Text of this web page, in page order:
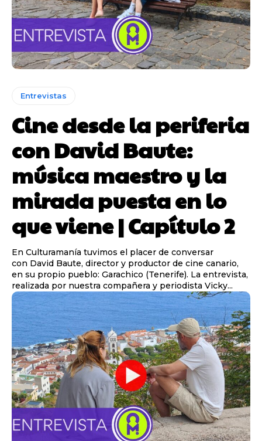
Entrevistas
Cine desde la periferia
con David Baute:
música maestro y la
mirada puesta en lo
que viene | Capítulo 2
En Culturamanía tuvimos el placer de conversar
con David Baute, director y productor de cine canario,
en su propio pueblo: Garachico (Tenerife). La entrevista,
realizada por nuestra compañera y periodista Vicky...